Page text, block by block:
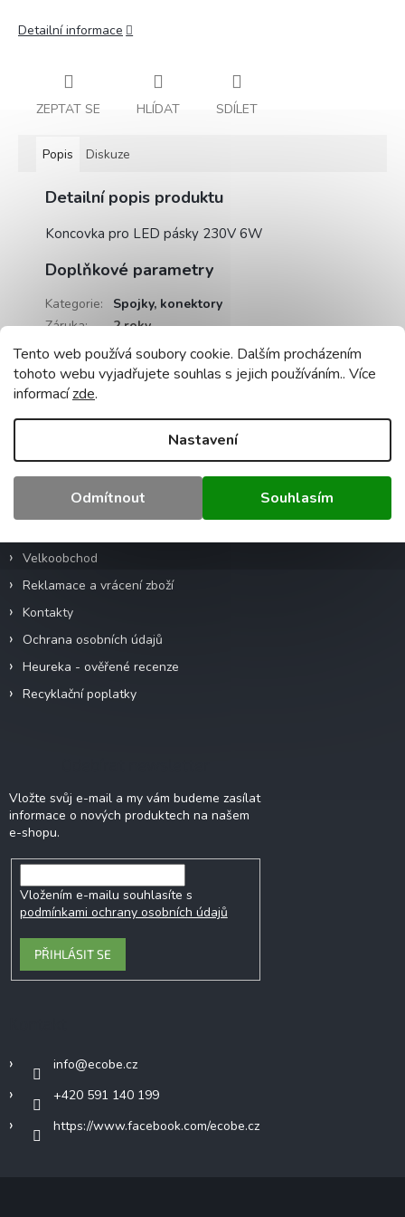
Tento web používá soubory cookie. Dalším procházením
tohoto webu vyjadřujete souhlas s jejich používáním.. Více
informacízde.
Nastavení
Odmítnout Souhlasím
Detailní informace
ZEPTAT SE HLÍDAT SDÍLET
Popis Diskuze
Detailní popis produktu
Koncovka pro LED pásky 230V 6W
Doplňkové parametry
Kategorie:
Spojky, konektory
Záruka:
2 roky
Hmotnost
0.5 kg
EAN: 5905155303080
Informace pro vás
Velkoobchod
Reklamace a vrácení zboží
Kontakty
Ochrana osobních údajů
Heureka - ověřené recenze
Recyklační poplatky
Vložte svůj e-mail a my vám budeme zasílat
informace o nových produktech na našem
e-shopu.
Vložením e-mailu souhlasíte s
podmínkami ochrany osobních údajů
PŘIHLÁSIT SE
info@ecobe.cz
+420 591 140 199
https://www.facebook.com/ecobe.cz